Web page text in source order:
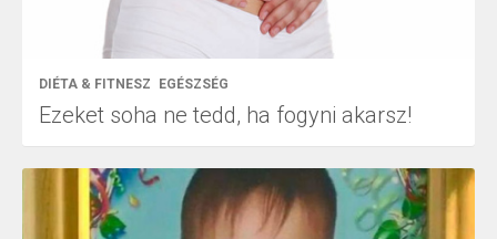
DIÉTA & FITNESZ EGÉSZSÉG
Ezeket soha ne tedd, ha fogyni akarsz!